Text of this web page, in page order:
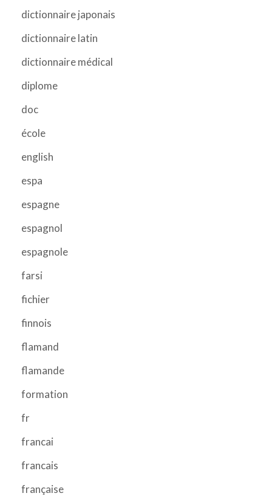
dictionnaire japonais
dictionnaire latin
dictionnaire médical
diplome
doc
école
english
espa
espagne
espagnol
espagnole
farsi
fichier
finnois
flamand
flamande
formation
fr
francai
francais
française